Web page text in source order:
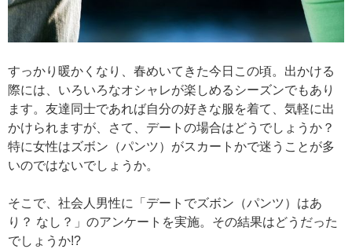
すっかり暖かくなり、春めいてきた今日この頃。出かける
際には、いろいろなオシャレが楽しめるシーズンでもあり
ます。友達同士であれば自分の好きな服を着て、気軽に出
かけられますが、さて、デートの場合はどうでしょうか？
特に女性はズボン（パンツ）がスカートかで迷うことが多
いのではないでしょうか。
そこで、社会人男性に「デートでズボン（パンツ）はあ
り？ なし？」のアンケートを実施。その結果はどうだった
でしょうか!?